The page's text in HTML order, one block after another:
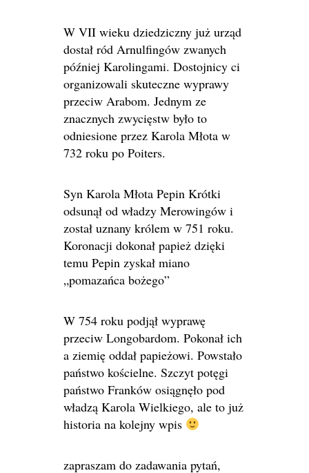
W VII wieku dziedziczny już urząd
dostał ród Arnulfingów zwanych
później Karolingami. Dostojnicy ci
organizowali skuteczne wyprawy
przeciw Arabom. Jednym ze
znacznych zwycięstw było to
odniesione przez Karola Młota w
732 roku po Poiters.
Syn Karola Młota Pepin Krótki
odsunął od władzy Merowingów i
został uznany królem w 751 roku.
Koronacji dokonał papież dzięki
temu Pepin zyskał miano
„pomazańca bożego”
W 754 roku podjął wyprawę
przeciw Longobardom. Pokonał ich
a ziemię oddał papieżowi. Powstało
państwo kościelne. Szczyt potęgi
państwo Franków osiągnęło pod
władzą Karola Wielkiego, ale to już
historia na kolejny wpis
zapraszam do zadawania pytań,